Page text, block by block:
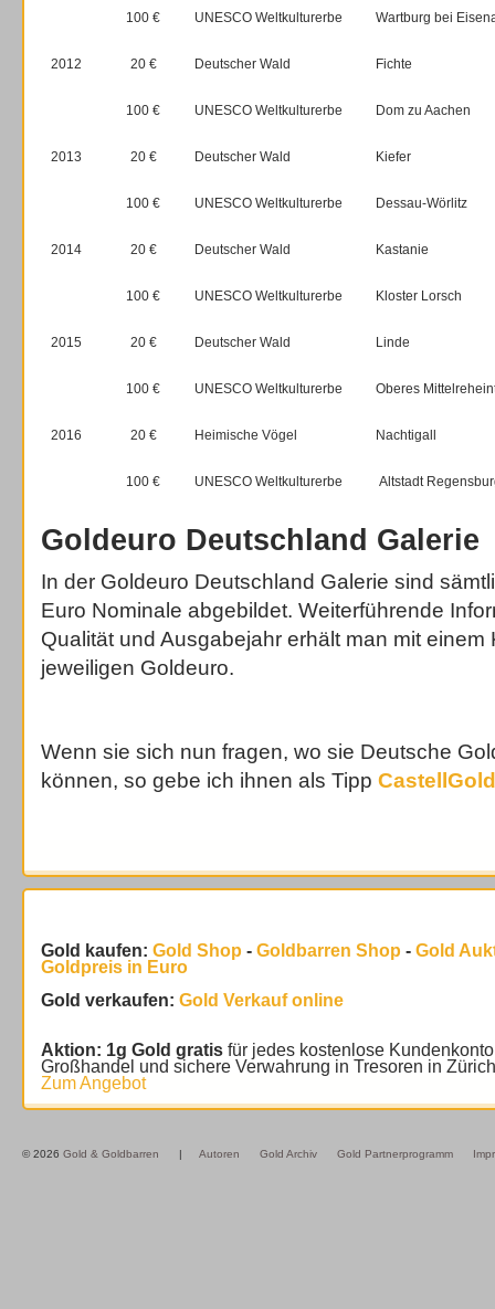
100 € UNESCO Weltkulturerbe Wartburg bei
2012 20 € Deutscher Wald Fichte
100 € UNESCO Weltkulturerbe Dom zu Aachen
2013 20 € Deutscher Wald Kiefer
100 € UNESCO Weltkulturerbe Dessau-Wörlitz
2014 20 € Deutscher Wald Kastanie
100 € UNESCO Weltkulturerbe Kloster Lorsch
2015 20 € Deutscher Wald Linde
100 € UNESCO Weltkulturerbe Oberes
2016 20 € Heimische Vögel Nachtigall
100 € UNESCO Weltkulturerbe Altstadt
Goldeuro Deutschland Galerie
In der Goldeuro Deutschland Galerie sind
Euro Nominale abgebildet. Weiterführende
Qualität und Ausgabejahr erhält man mit einem
jeweiligen Goldeuro.
Wenn sie sich nun fragen, wo sie Deutsche
können, so gebe ich ihnen als Tipp CastellGold
Gold kaufen: Gold Shop - Goldbarren Shop - Gold
Goldpreis in Euro
Gold verkaufen: Gold Verkauf online
Aktion: 1g Gold gratis für jedes kostenlose
Großhandel und sichere Verwahrung in Tresoren in
Zum Angebot
© 2026 Gold & Goldbarren | Autoren Gold Archiv Gold Partnerprogramm